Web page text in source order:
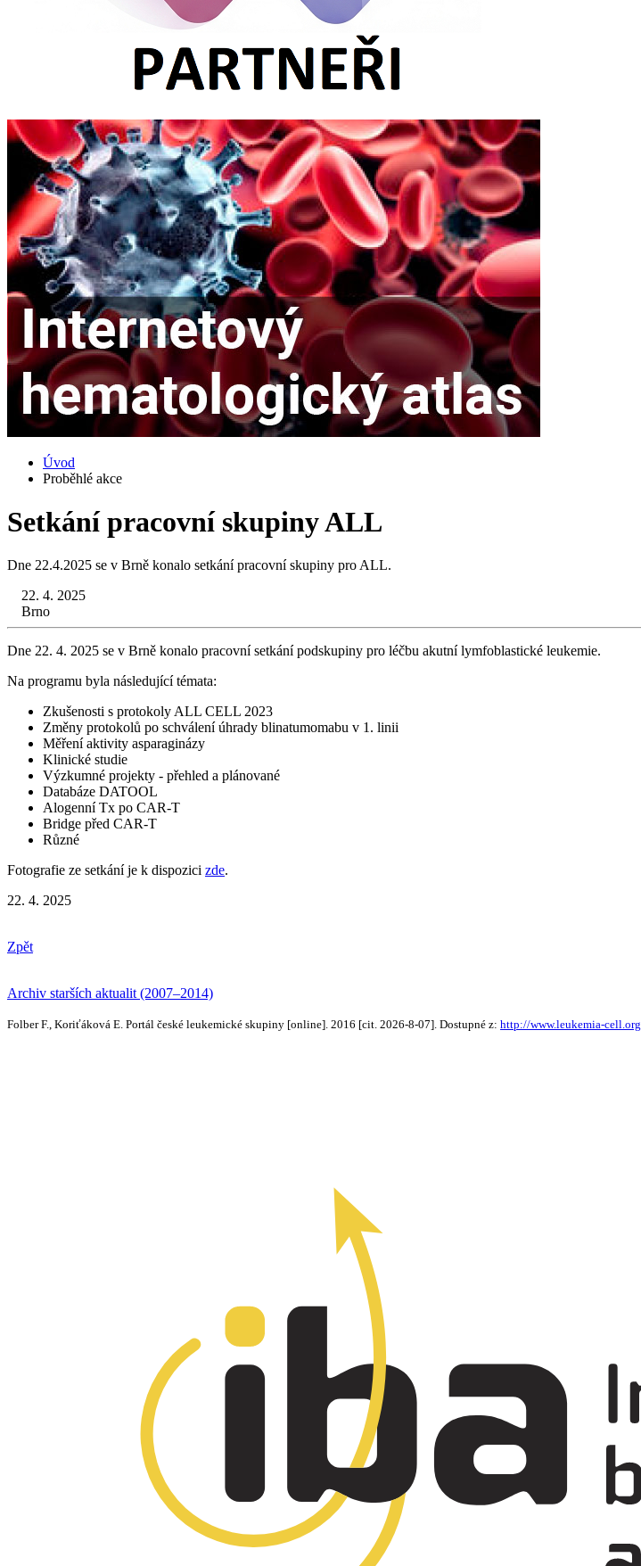
Úvod
Proběhlé akce
Setkání pracovní skupiny ALL
Dne 22.4.2025 se v Brně konalo setkání pracovní skupiny pro ALL.
22. 4. 2025
Brno
Dne 22. 4. 2025 se v Brně konalo pracovní setkání podskupiny pro léčbu akutní lymfoblastické leukemie.
Na programu byla následující témata:
Zkušenosti s protokoly ALL CELL 2023
Změny protokolů po schválení úhrady blinatumomabu v 1. linii
Měření aktivity asparaginázy
Klinické studie
Výzkumné projekty - přehled a plánované
Databáze DATOOL
Alogenní Tx po CAR-T
Bridge před CAR-T
Různé
Fotografie ze setkání je k dispozici zde.
22. 4. 2025
Zpět
Archiv starších aktualit (2007–2014)
Folber F., Koriťáková E. Portál české leukemické skupiny [online]. 2016 [cit. 2026-8-07]. Dostupné z: http://www.leukemia-cell.org